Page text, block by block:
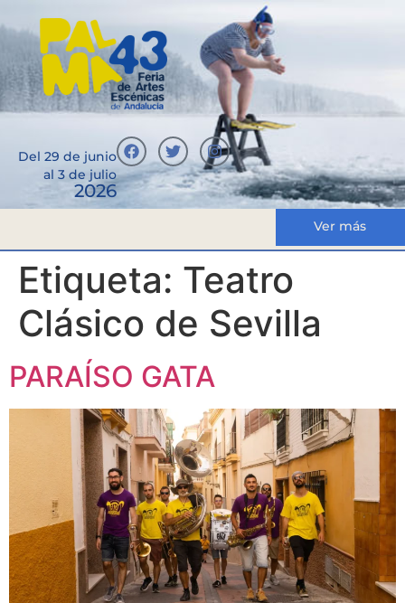
Del 29 de junio
al 3 de julio
2026
Ver más
Etiqueta: Teatro
Clásico de Sevilla
PARAÍSO GATA